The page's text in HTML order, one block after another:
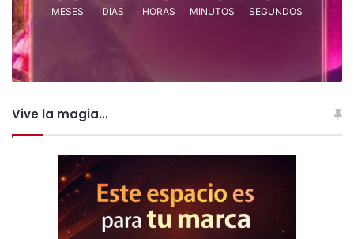
MESES DIAS HORAS MINUTOS SEGUNDOS
Vive la magia...